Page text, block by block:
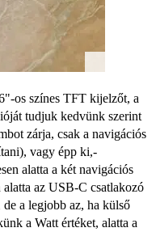
os színes TFT kijelzőt, a
tudjuk kedvünk szerint
zárja, csak a navigációs
vagy épp ki,-
alatta a két navigációs
alatta az USB-C csatlakozó
a legjobb az, ha külső
a Watt értéket, alatta a